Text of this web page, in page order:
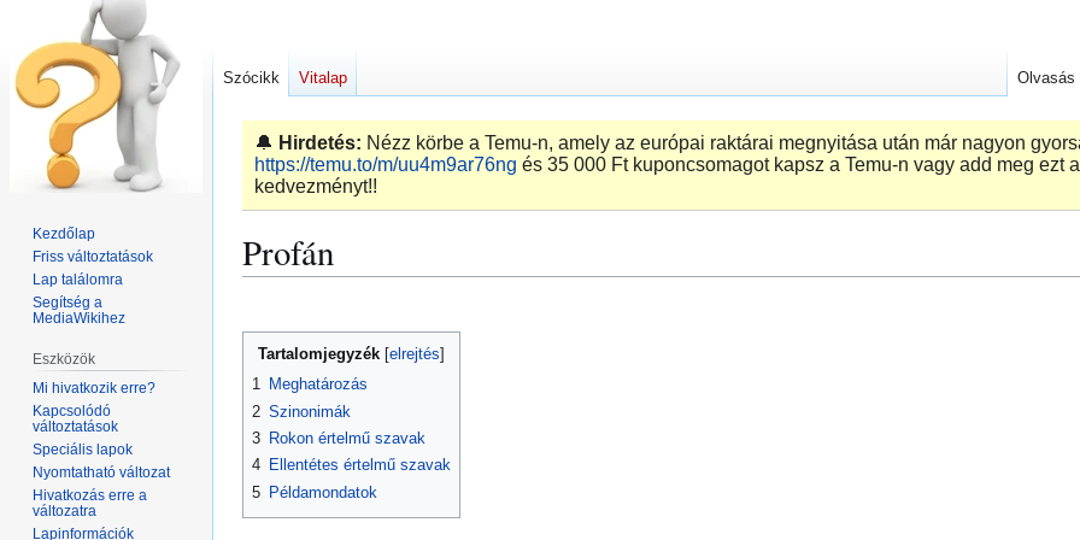
🔔 Hirdetés: Nézz körbe a Temu-n, amely az európai raktárai megnyitása után már nagyon
https://temu.to/m/uu4m9ar76ng és ‎35 000 Ft kuponcsomagot kapsz a Temu-n vagy add meg ezt
kedvezményt!!
Profán
a
navigációhoz
a
kereséshez
Tartalomjegyzék
1 Meghatározás
2 Szinonimák
3 Rokon értelmű szavak
4 Ellentétes értelmű szavak
5 Példamondatok
Szócikk Vitalap Olvasás
Kezdőlap
Friss változtatások
Lap találomra
Segítség a
MediaWikihez
Eszközök
Mi hivatkozik erre?
Kapcsolódó
változtatások
Speciális lapok
Nyomtatható változat
Hivatkozás erre a
változatra
Lapinformációk